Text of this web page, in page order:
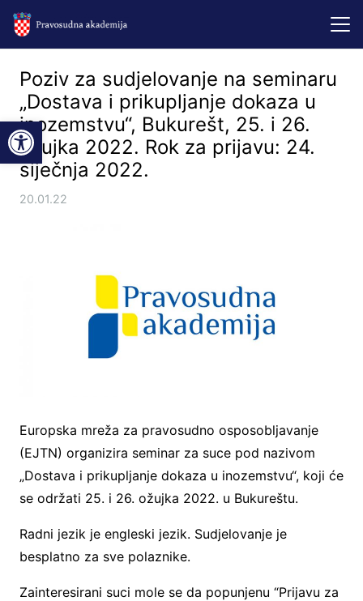
Open toolbar
Poziv za sudjelovanje na seminaru
„Dostava i prikupljanje dokaza u
inozemstvu“, Bukurešt, 25. i 26.
ožujka 2022. Rok za prijavu: 24.
siječnja 2022.
20.01.22
Europska mreža za pravosudno osposobljavanje
(EJTN) organizira seminar za suce pod nazivom
„Dostava i prikupljanje dokaza u inozemstvu“, koji će
se održati 25. i 26. ožujka 2022. u Bukureštu.
Radni jezik je engleski jezik. Sudjelovanje je
besplatno za sve polaznike.
Zainteresirani suci mole se da popunjenu “Prijavu za